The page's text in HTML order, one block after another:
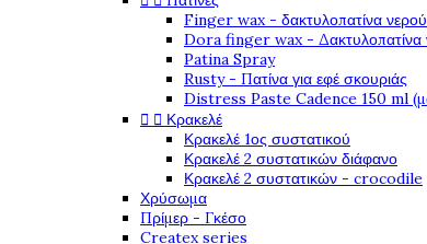
Finger wax - δακτυλοπατίνα νερού
Dora finger wax - Δακτυλοπατίνα
Patina Spray
Rusty - Πατίνα για εφέ σκουριάς
Distress Paste Cadence 150 ml
  Κρακελέ
Κρακελέ 1ος συστατικού
Κρακελέ 2 συστατικών διάφανο
Κρακελέ 2 συστατικών - crocodile
Χρύσωμα
Πρίμερ - Γκέσο
Createx series